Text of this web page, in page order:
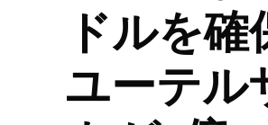
ドルを確
ユーテル